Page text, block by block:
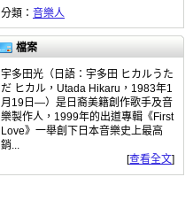
分類： 音樂人
檔案
宇多田光（日語：宇多田 ヒカルうた
だ ヒカル，Utada Hikaru，1983年1
月19日—）是日裔美籍創作歌手及音
樂製作人，1999年的出道專輯《First
Love》一舉創下日本音樂史上最高
銷...
[查看全文]